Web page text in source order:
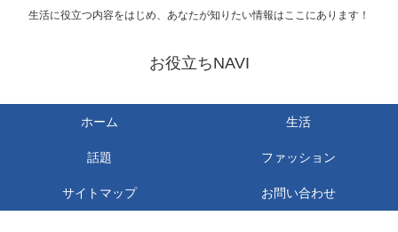
生活に役立つ内容をはじめ、あなたが知りたい情報はここにあります！
お役立ちNAVI
ホーム 生活
話題 ファッション
サイトマップ お問い合わせ